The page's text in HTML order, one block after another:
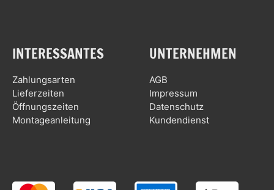
INTERESSANTES
Zahlungsarten
Lieferzeiten
Öffnungszeiten
Montageanleitung
UNTERNEHMEN
AGB
Impressum
Datenschutz
Kundendienst